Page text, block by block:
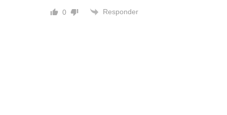
0 Responder